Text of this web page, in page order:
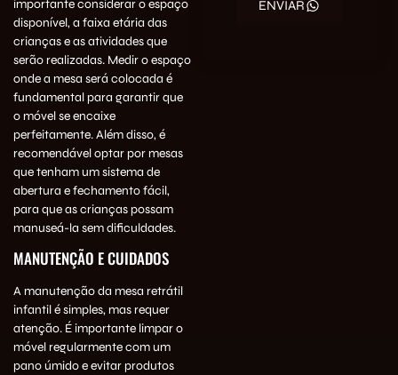
importante considerar o espaço
disponível, a faixa etária das
crianças e as atividades que
serão realizadas. Medir o espaço
onde a mesa será colocada é
fundamental para garantir que
o móvel se encaixe
perfeitamente. Além disso, é
recomendável optar por mesas
que tenham um sistema de
abertura e fechamento fácil,
para que as crianças possam
manuseá-la sem dificuldades.
MANUTENÇÃO E CUIDADOS
A manutenção da mesa retrátil
infantil é simples, mas requer
atenção. É importante limpar o
móvel regularmente com um
pano úmido e evitar produtos
ENVIAR